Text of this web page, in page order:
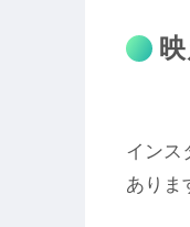
インス
ありま